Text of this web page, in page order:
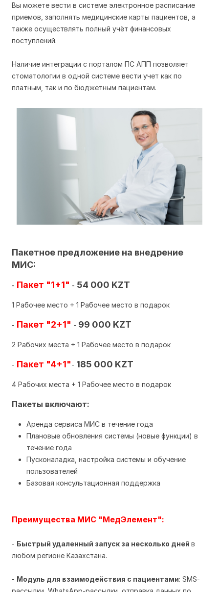
Вы можете вести в системе электронное расписание
приемов, заполнять медицинские карты пациентов, а
также осуществлять полный учёт финансовых
поступлений.
Наличие интеграции с порталом ПС АПП позволяет
стоматологии в одной системе вести учет как по
платным, так и по бюджетным пациентам.
Пакетное предложение на внедрение
МИС:
- Пакет "1+1" - 54 000 KZT
1 Рабочее место + 1 Рабочее место в подарок
- Пакет "2+1" - 99 000 KZT
2 Рабочих места + 1 Рабочее место в подарок
- Пакет "4+1"- 185 000 KZT
4 Рабочих места + 1 Рабочее место в подарок
Пакеты включают:
Аренда сервиса МИС в течение года
Плановые обновления системы (новые функции) в
течение года
Пусконаладка, настройка системы и обучение
пользователей
Базовая консультационная поддержка
Преимущества МИС "МедЭлемент":
- Быстрый удаленный запуск за несколько дней в
любом регионе Казахстана.
- Модуль для взаимодействия с пациентами: SMS-